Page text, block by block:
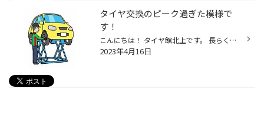
タイヤ交換のピーク過ぎた模様で
す！
こんにちは！ タイヤ館北上です。 長らく更新せずに すみませんでした！m(;_ _)m 今年は暖かくなるのが 早かったので、3月中旬から 一気にタイヤ交換がスタート！ 例年だと今頃がピークですが… だいぶ落ち着いてきました(^^;) まだタイヤ交換がお済みでない方は お気軽に当店へご来店下さい。 今週...
2023年4月16日